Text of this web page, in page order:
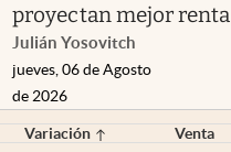
proyectan mejor renta
Julián Yosovitch
jueves, 06 de Agosto
de 2026
Variación Venta